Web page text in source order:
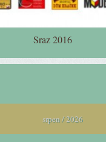
Sraz 2016
srpen / 2026